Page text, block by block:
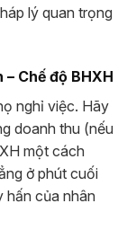
lý quan trọng
Chế độ BHXH
nghỉ việc. Hãy
doanh thu (nếu
một cách
ở phút cuối
hấn của nhân